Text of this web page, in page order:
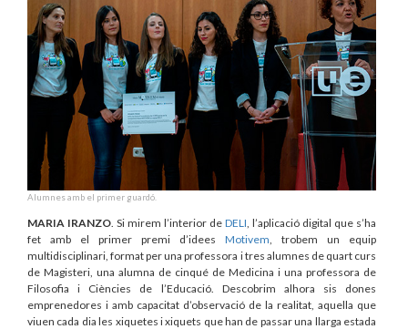
Alumnes amb el primer guardó.
MARIA IRANZO . Si mirem l’interior de DELI , l’aplicació digital que s’ha
fet amb el primer premi d’idees Motivem , trobem un equip
multidisciplinari, format per una professora i tres alumnes de quart curs
de Magisteri, una alumna de cinqué de Medicina i una professora de
Filosofia i Ciències de l’Educació. Descobrim alhora sis dones
emprenedores i amb capacitat d’observació de la realitat, aquella que
viuen cada dia les xiquetes i xiquets que han de passar una llarga estada